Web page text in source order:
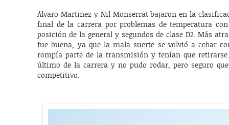
Álvaro Martinez y Nil Monserrat bajaron en la
final de la carrera por problemas de temperatura
posición de la general y segundos de clase D2. Más
fue buena, ya que la mala suerte se volvió a cebar
rompía parte de la transmisión y tenían que
último de la carrera y no pudo rodar, pero seguro
competitivo.